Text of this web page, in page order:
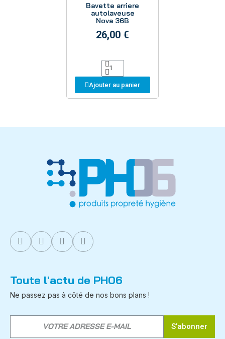
Bavette arriere
autolaveuse
Nova 36B
26,00 €
Ajouter au panier
Toute l'actu de PH06
Ne passez pas à côté de nos bons plans !
S’abonner